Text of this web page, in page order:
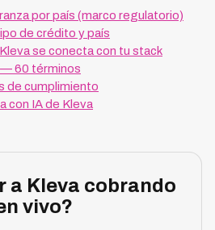
por país (marco regulatorio)
de crédito y país
se conecta con tu stack
— 60 términos
de cumplimiento
con IA de Kleva
a Kleva cobrando
vivo?